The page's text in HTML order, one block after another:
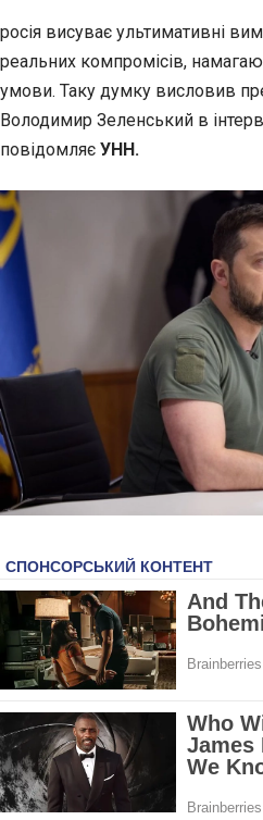
росія висуває ультимативні
реальних компромісів,
умови. Таку думку висловив
Володимир Зеленський в
повідомляє УНН.